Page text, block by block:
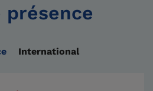
présence
International